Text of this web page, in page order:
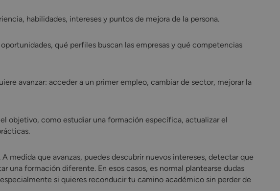
habilidades, intereses y puntos de mejora de la persona.
qué perfiles buscan las empresas y qué competencias
avanzar: acceder a un primer empleo, cambiar de sector, mejorar la
objetivo, como estudiar una formación específica, actualizar el
medida que avanzas, puedes descubrir nuevos intereses, detectar que
una formación diferente. En esos casos, es normal plantearse dudas
si quieres reconducir tu camino académico sin perder de